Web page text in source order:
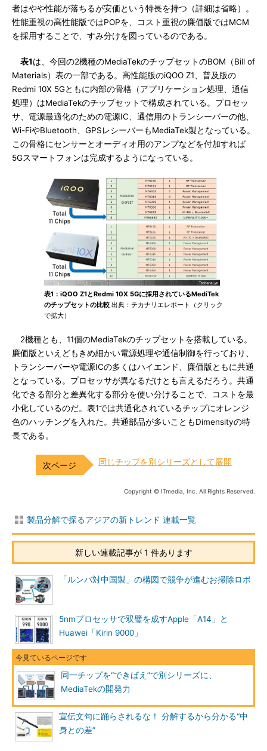
者はやや性能が落ちるが安価という特長を持つ（詳細は省略）。
性能重視の高性能版ではPOPを、コスト重視の廉価版ではMCM
を採用することで、すみ分けを図っているのである。
表1は、今回の2機種のMediaTekのチップセットのBOM（Bill of
Materials）表の一部である。高性能版のiQOO Z1、普及版の
Redmi 10X 5Gともに内部の骨格（アプリケーション処理、通信
処理）はMediaTekのチップセットで構成されている。プロセッ
サ、電源最適化のための電源IC、通信用のトランシーバーの他、
Wi-FiやBluetooth、GPSレシーバーもMediaTek製となっている。
この骨格にセンサーとオーディオ用のアンプなどを付加すれば
5Gスマートフォンは完成するようになっている。
表1：iQOO Z1とRedmi 10X 5Gに採用されているMediTek
のチップセットの比較 出典：テカナリエレポート（クリック
で拡大）
2機種とも、11個のMediaTekのチップセットを搭載している。
廉価版といえどもきめ細かい電源処理や通信制御を行っており、
トランシーバーや電源ICの多くはハイエンド、廉価版ともに共通
となっている。プロセッサが異なるだけとも言えるだろう。共通
化できる部分と差異化する部分を使い分けることで、コストを最
小化しているのだ。表1では共通化されているチップにオレンジ
色のハッチングを入れた。共通部品が多いこともDimensityの特
長である。
同じチップを別シリーズとして展開
Copyright © ITmedia, Inc. All Rights Reserved.
製品分解で探るアジアの新トレンド 連載一覧
新しい連載記事が 1 件あります
「ルンバ対中国製」の構図で競争が進むお掃除ロボ
5nmプロセッサで双璧を成すApple「A14」と
Huawei「Kirin 9000」
同一チップを“できばえ”で別シリーズに、
MediaTekの開発力
宣伝文句に踊らされるな！ 分解するから分かる“中
身との差”